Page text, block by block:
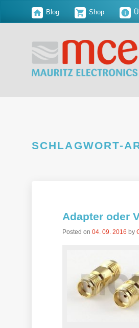
Blog Shop
SCHLAGWORT-
Adapter oder
Posted on 04. 09. 2016 by